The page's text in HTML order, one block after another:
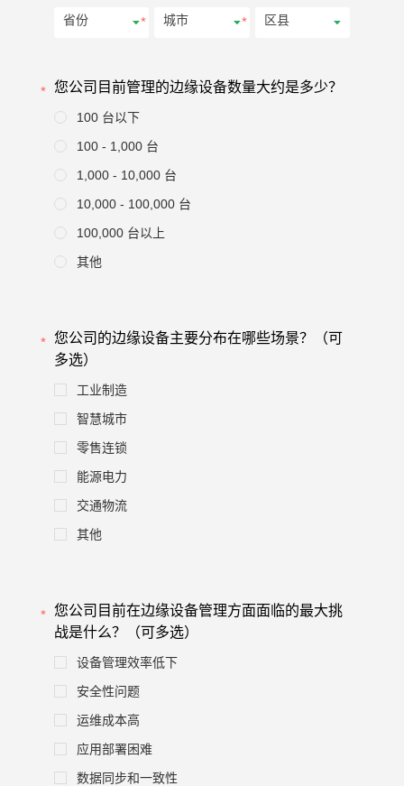
您公司目前管理的边缘设备数量大约是多少？
100 台以下
100 - 1,000 台
1,000 - 10,000 台
10,000 - 100,000 台
100,000 台以上
其他
您公司的边缘设备主要分布在哪些场景？（可
多选）
工业制造
智慧城市
零售连锁
能源电力
交通物流
其他
您公司目前在边缘设备管理方面面临的最大挑
战是什么？（可多选）
设备管理效率低下
安全性问题
运维成本高
应用部署困难
数据同步和一致性